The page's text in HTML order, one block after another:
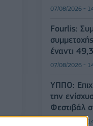
07/08/2026 -
Fourlis:
έναντι
07/08/2026 -
ΥΠΠΟ:
την
Φεστιβάλ
07/08/2026 -